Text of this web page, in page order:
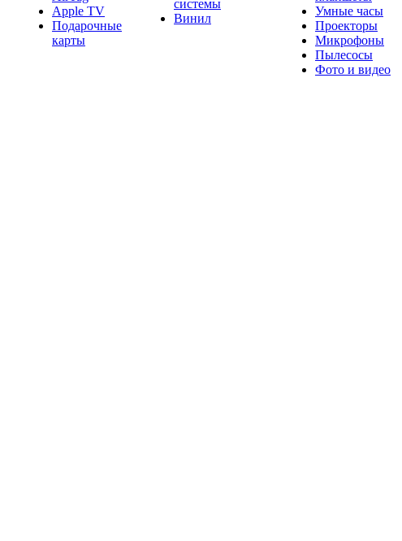
Apple TV
Подарочные
карты
системы
Винил
Умные часы
Проекторы
Микрофоны
Пылесосы
Фото и видео